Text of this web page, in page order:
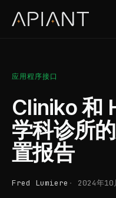
应用程序接口
Cliniko 和
学科诊所
置报告
Fred Lumiere 2024年10